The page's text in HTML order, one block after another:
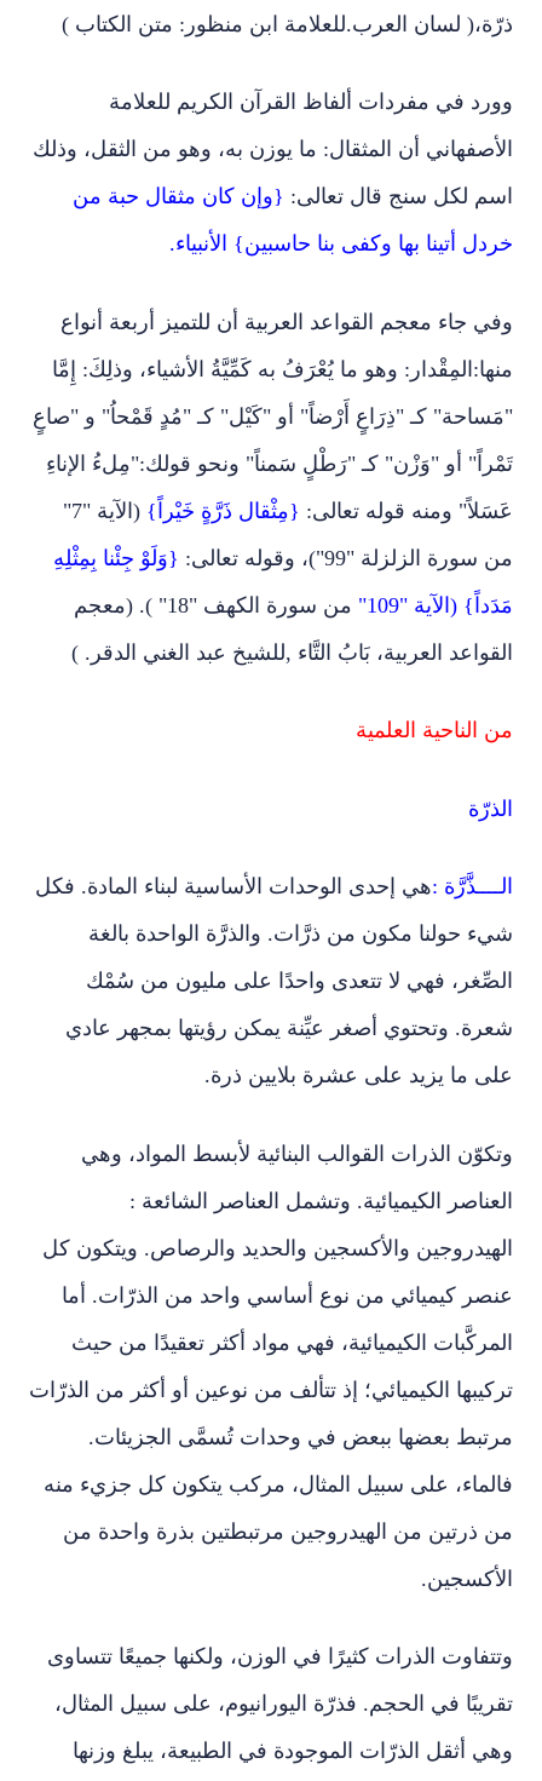
ذرّة،( لسان العرب.للعلامة ابن منظور: متن الكتاب )
وورد في مفردات ألفاظ القرآن الكريم للعلامة
الأصفهاني أن المثقال: ما يوزن به، وهو من الثقل، وذلك
اسم لكل سنج قال تعالى: {وإن كان مثقال حبة من
خردل أتينا بها وكفى بنا حاسبين} الأنبياء.
وفي جاء معجم القواعد العربية أن للتميز أربعة أنواع
منها:المِقْدار: وهو ما يُعْرَفُ به كَمِّيَّةُ الأشياء، وذلِكَ: إِمَّا
"مَساحة" كـ "ذِرَاعٍ أَرْضاً" أو "كَيْل" كـ "مُدٍ قَمْحاُ" و "صاعٍ
تَمْراً" أو "وَزْن" كـ "رَطْلٍ سَمناً" ونحو قولك:"مِلءُ الإناءِ
عَسَلاً" ومنه قوله تعالى: {مِثْقال ذَرَّةٍ خَيْراً}
(الآية "7"
من سورة الزلزلة "99")، وقوله تعالى:
{وَلَوْ جِئْنا بِمِثْلِهِ
مَدَداً} (الآية "109"
من سورة الكهف "18" ). (معجم
القواعد العربية، بَابُ التَّاء ,للشيخ عبد الغني الدقر. )
من الناحية العلمية
الذرّة
الــــذَّرَّة :هي إحدى الوحدات الأساسية لبناء المادة. فكل
شيء حولنا مكون من ذرَّات. والذرَّة الواحدة بالغة
الصِّغر، فهي لا تتعدى واحدًا على مليون من سُمْك
شعرة. وتحتوي أصغر عيِّنة يمكن رؤيتها بمجهر عادي
على ما يزيد على عشرة بلايين ذرة.
وتكوّن الذرات القوالب البنائية لأبسط المواد، وهي
العناصر الكيميائية. وتشمل العناصر الشائعة :
الهيدروجين والأكسجين والحديد والرصاص. ويتكون كل
عنصر كيميائي من نوع أساسي واحد من الذرّات. أما
المركَّبات الكيميائية، فهي مواد أكثر تعقيدًا من حيث
تركيبها الكيميائي؛ إذ تتألف من نوعين أو أكثر من الذرّات
مرتبط بعضها ببعض في وحدات تُسمَّى الجزيئات.
فالماء، على سبيل المثال، مركب يتكون كل جزيء منه
من ذرتين من الهيدروجين مرتبطتين بذرة واحدة من
الأكسجين.
وتتفاوت الذرات كثيرًا في الوزن، ولكنها جميعًا تتساوى
تقريبًا في الحجم. فذرّة اليورانيوم، على سبيل المثال،
وهي أثقل الذرّات الموجودة في الطبيعة، يبلغ وزنها